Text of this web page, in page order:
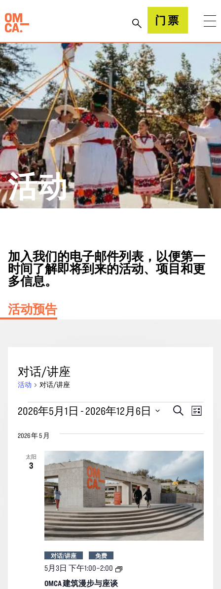
到
内
容
加州奥克兰博物馆(OMCA) 门票
活动
加入我们的电子邮件列表，以便第一
时间了解即将到来的活动、项目和更
多信息。
活动预告
对话/讲座
活动 对话/讲座
活
活
搜
索
和
视
图
导
航
搜
事
视
图
导
航
列
2026年5月1日 - 2026年12月6日
择
期。
2026 年 5 月
太阳
3
OMCA 建筑漫步与座谈
5月3日 下午1:00–2:00
OMCA
对话/讲座 免费